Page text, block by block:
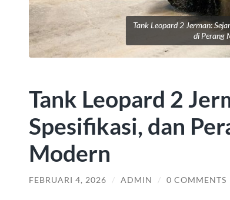
Tank Leopard 2 Jerman:
di Perang
Tank Leopard 2
Spesifikasi, dan
Modern
FEBRUARI 4, 2026 / ADMIN / 0 COMMENTS